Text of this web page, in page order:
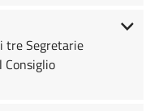
tre Segretarie